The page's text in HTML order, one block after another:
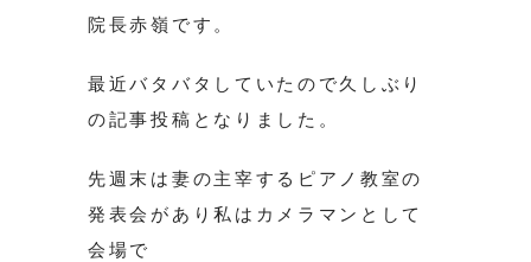
院長赤嶺です。
最近バタバタしていたので久しぶり
の記事投稿となりました。
先週末は妻の主宰するピアノ教室の
発表会があり私はカメラマンとして
会場で